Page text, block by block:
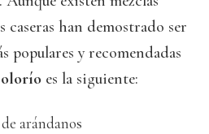
caseras han demostrado ser
populares y recomendadas
es la siguiente:
arándanos